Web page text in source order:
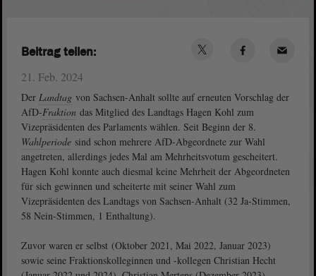
21. Feb. 2024
Der Landtag von Sachsen-Anhalt sollte auf erneuten Vorschlag der
AfD-Fraktion das Mitglied des Landtags Hagen Kohl zum
Vizepräsidenten des Parlaments wählen. Seit Beginn der 8.
Wahlperiode sind schon mehrere AfD-Abgeordnete zur Wahl
angetreten, allerdings jedes Mal am Mehrheitsvotum gescheitert.
Hagen Kohl konnte auch diesmal keine Mehrheit der Abgeordneten
für sich gewinnen und scheiterte mit seiner Wahl zum
Vizepräsidenten des Landtags von Sachsen-Anhalt (32 Ja-Stimmen,
58 Nein-Stimmen, 1 Enthaltung).
Zuvor waren er selbst (Oktober 2021, Mai 2022, Januar 2023)
sowie seine Fraktionskolleginnen und -kollegen Christian Hecht
Beitrag teilen: